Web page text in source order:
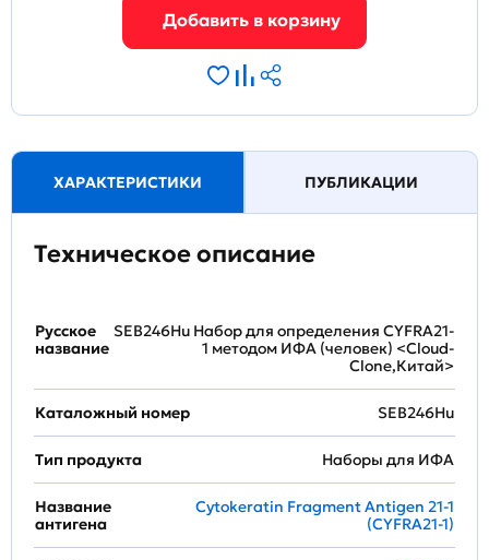
ХАРАКТЕРИСТИКИ ПУБЛИКАЦИИ
Техническое описание
Русское
название
SEB246Hu Набор для определения CYFRA21-
1 методом ИФА (человек) <Cloud-
Clone,Китай>
Каталожный номер SEB246Hu
Тип продукта Наборы для ИФА
Название
антигена
Cytokeratin Fragment Antigen 21-1
(CYFRA21-1)